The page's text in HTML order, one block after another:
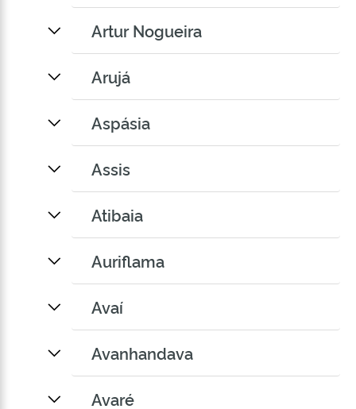
Artur Nogueira
Arujá
Aspásia
Assis
Atibaia
Auriflama
Avaí
Avanhandava
Avaré